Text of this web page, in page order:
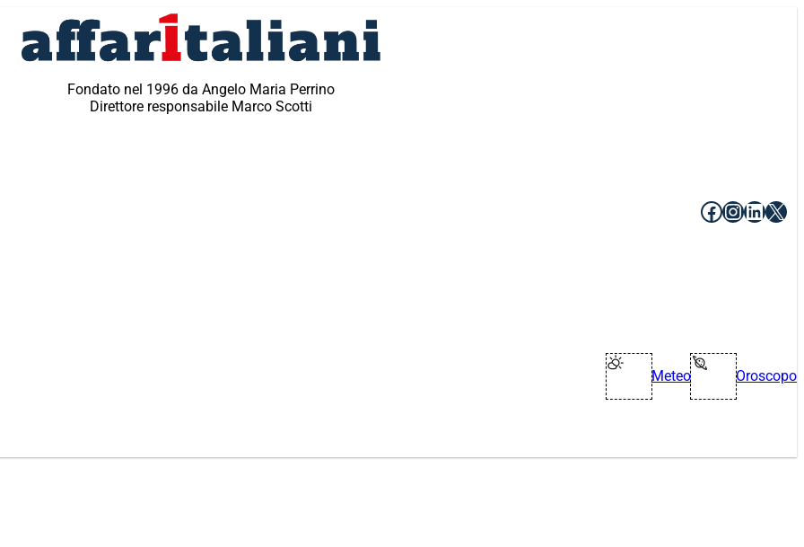
Fondato nel 1996 da Angelo Maria Perrino
Direttore responsabile Marco Scotti
Facebook
X
Meteo Oroscopo